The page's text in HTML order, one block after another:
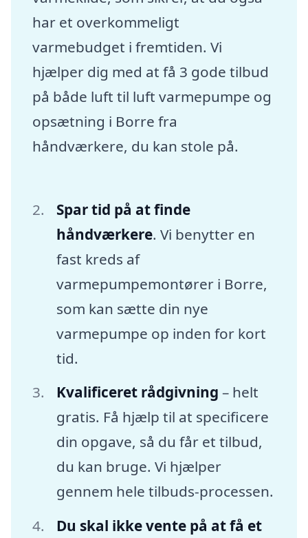
har et overkommeligt
varmebudget i fremtiden. Vi
hjælper dig med at få 3 gode tilbud
på både luft til luft varmepumpe og
opsætning i Borre fra
håndværkere, du kan stole på.
Spar tid på at finde
håndværkere. Vi benytter en
fast kreds af
varmepumpemontører i Borre,
som kan sætte din nye
varmepumpe op inden for kort
tid.
Kvalificeret rådgivning – helt
gratis. Få hjælp til at specificere
din opgave, så du får et tilbud,
du kan bruge. Vi hjælper
gennem hele tilbuds-processen.
Du skal ikke vente på at få et